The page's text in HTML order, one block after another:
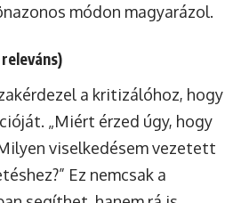
módon magyarázol.
a kritizálóhoz, hogy
„Miért érzed úgy, hogy
viselkedésem vezetett
Ez nemcsak a